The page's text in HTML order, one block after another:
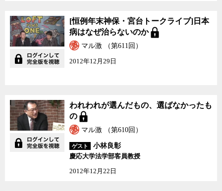
[恒例年末神保・宮台ト
ークライブ]日本病はな
ぜ治らないのか
[恒例年末神保・宮台トークライブ]日本
病はなぜ治らないのか
マル激 （第611回）
2012年12月29日
われわれが選んだもの、
選ばなかったもの
われわれが選んだもの、選ばなかったも
の
マル激 （第610回）
ゲスト
小林良彰
慶応大学法学部客員教授
2012年12月22日